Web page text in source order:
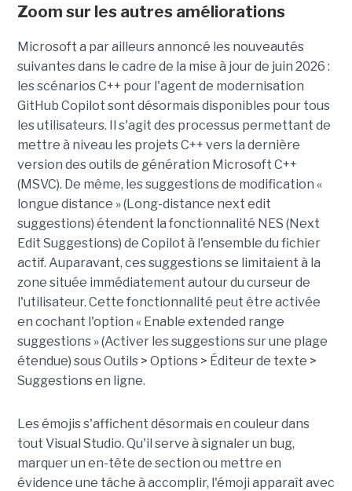
Zoom sur les autres améliorations
Microsoft a par ailleurs annoncé les nouveautés
suivantes dans le cadre de la mise à jour de juin 2026 :
les scénarios C++ pour l'agent de modernisation
GitHub Copilot sont désormais disponibles pour tous
les utilisateurs. Il s'agit des processus permettant de
mettre à niveau les projets C++ vers la dernière
version des outils de génération Microsoft C++
(MSVC). De même, les suggestions de modification «
longue distance » (Long-distance next edit
suggestions) étendent la fonctionnalité NES (Next
Edit Suggestions) de Copilot à l'ensemble du fichier
actif. Auparavant, ces suggestions se limitaient à la
zone située immédiatement autour du curseur de
l'utilisateur. Cette fonctionnalité peut être activée
en cochant l'option « Enable extended range
suggestions » (Activer les suggestions sur une plage
étendue) sous Outils > Options > Éditeur de texte >
Suggestions en ligne.
Les émojis s'affichent désormais en couleur dans
tout Visual Studio. Qu'il serve à signaler un bug,
marquer un en-tête de section ou mettre en
évidence une tâche à accomplir, l'émoji apparaît avec